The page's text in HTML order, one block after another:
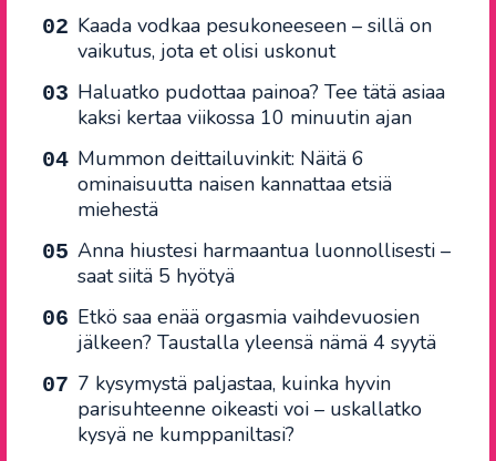
Kaada vodkaa pesukoneeseen – sillä on
vaikutus, jota et olisi uskonut
Haluatko pudottaa painoa? Tee tätä asiaa
kaksi kertaa viikossa 10 minuutin ajan
Mummon deittailuvinkit: Näitä 6
ominaisuutta naisen kannattaa etsiä
miehestä
Anna hiustesi harmaantua luonnollisesti –
saat siitä 5 hyötyä
Etkö saa enää orgasmia vaihdevuosien
jälkeen? Taustalla yleensä nämä 4 syytä
7 kysymystä paljastaa, kuinka hyvin
parisuhteenne oikeasti voi – uskallatko
kysyä ne kumppaniltasi?